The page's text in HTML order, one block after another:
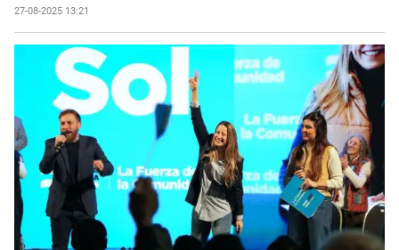
27-08-2025 13:21